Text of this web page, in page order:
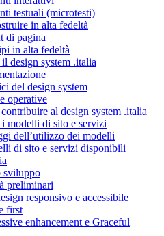
testuali (microtesti)
in alta fedeltà
di pagina
in alta fedeltà
design system .italia
del design system
operative
al design system .italia
modelli di sito e servizi
dell’utilizzo dei modelli
di sito e servizi disponibili
sviluppo
preliminari
responsivo e accessibile
first
enhancement e Graceful